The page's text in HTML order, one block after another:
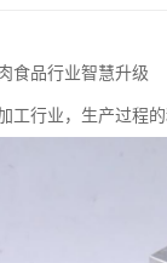
食品行业智慧升级
工行业，生产过程